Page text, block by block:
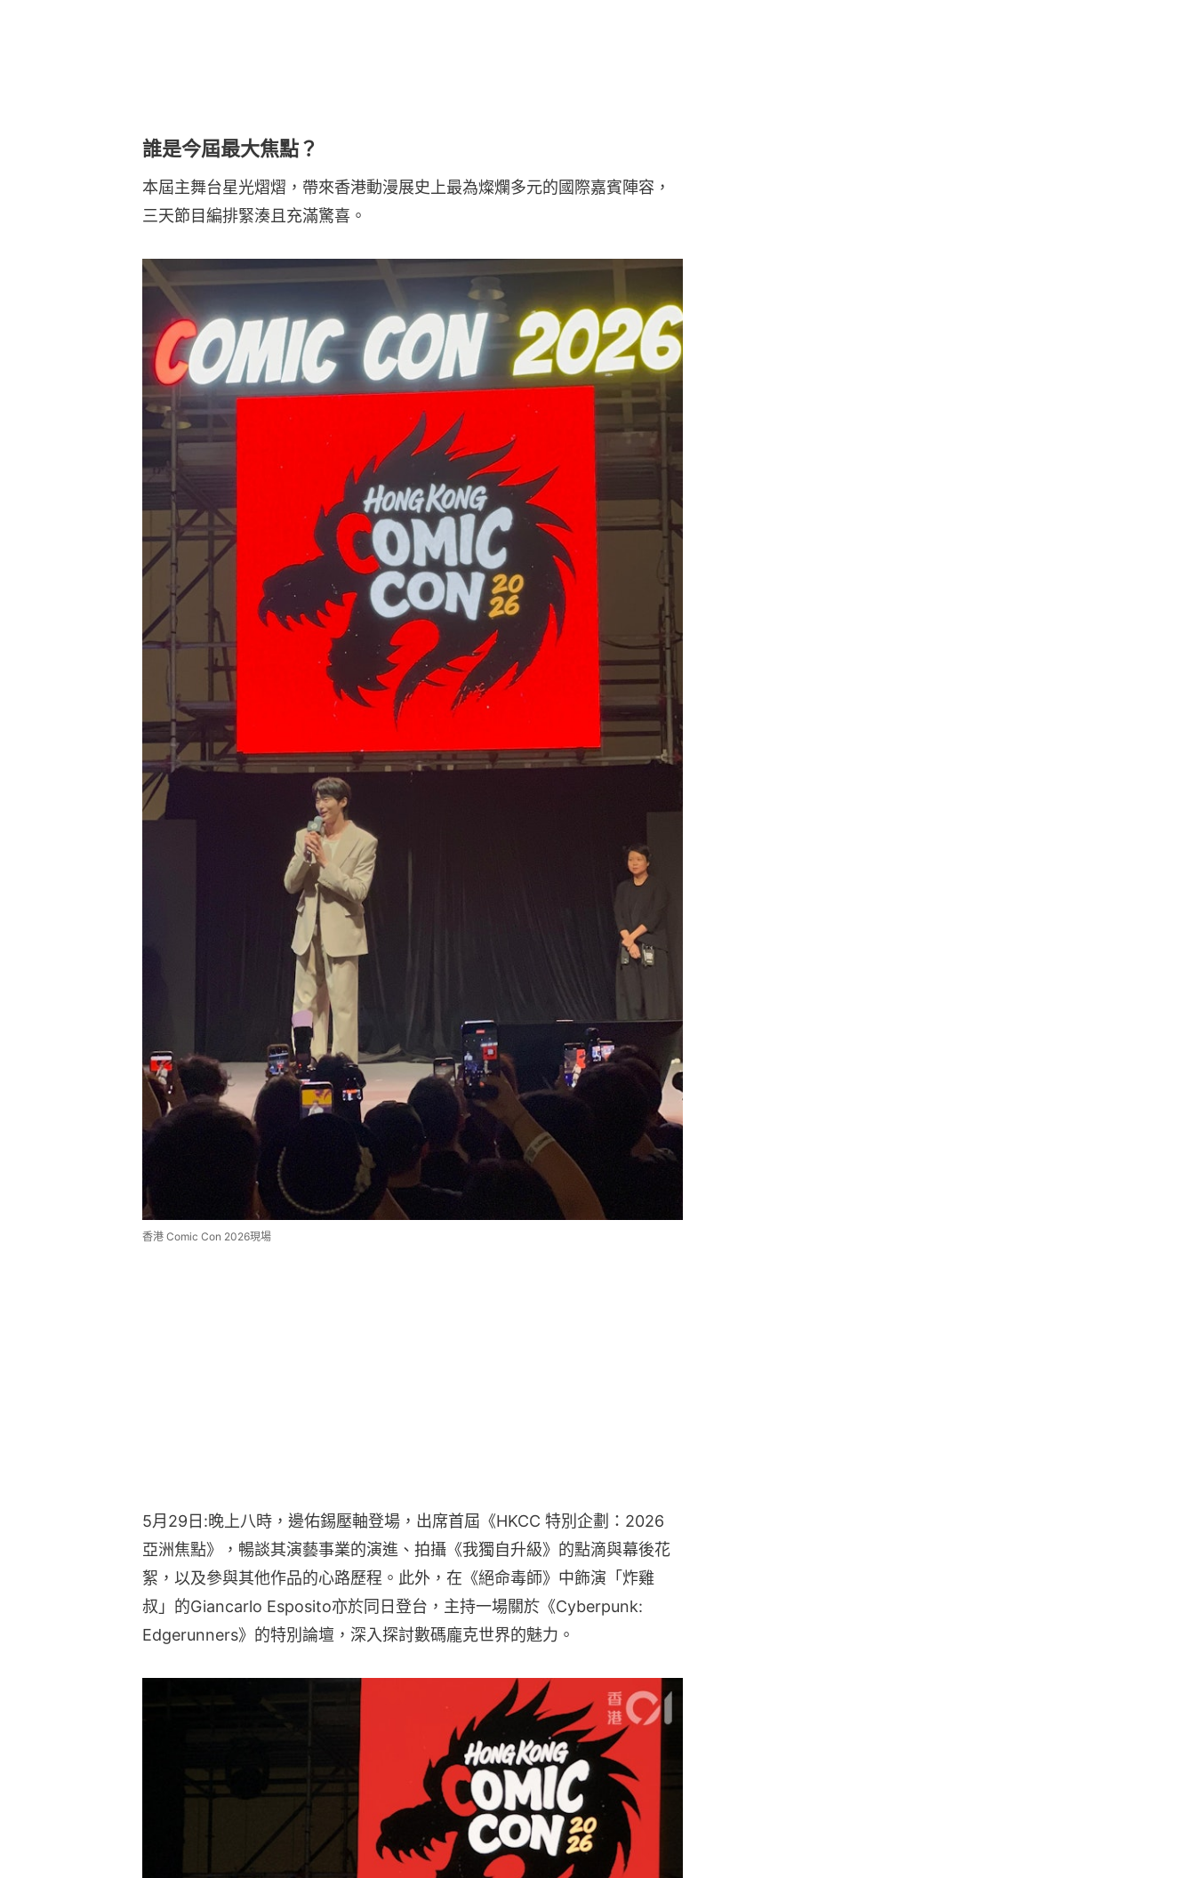
誰是今屆最大焦點？
本屆主舞台星光熠熠，帶來香港動漫展史上最為燦爛多元的國際嘉賓陣容，
三天節目編排緊湊且充滿驚喜。
香港 Comic Con 2026現場
5月29日:晚上八時，邊佑錫壓軸登場，出席首屆《HKCC 特別企劃：2026
亞洲焦點》，暢談其演藝事業的演進、拍攝《我獨自升級》的點滴與幕後花
絮，以及參與其他作品的心路歷程。此外，在《絕命毒師》中飾演「炸雞
叔」的Giancarlo Esposito亦於同日登台，主持一場關於《Cyberpunk:
Edgerunners》的特別論壇，深入探討數碼龐克世界的魅力。